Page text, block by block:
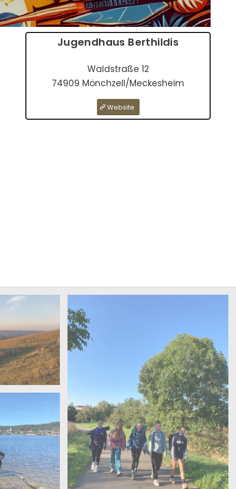
Jugendhaus Berthildis
Waldstraße 12
74909 Mönchzell/Meckesheim
Website